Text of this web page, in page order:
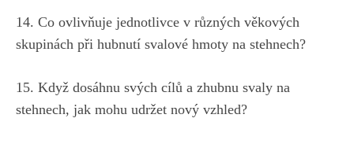
14.⁣ Co ovlivňuje jednotlivce⁣ v různých věkových
skupinách při‍ hubnutí ⁤svalové hmoty na stehnech?
15. Když dosáhnu ⁣svých cílů ​a zhubnu‌ svaly⁢ na
⁢stehnech,‍ jak mohu⁣ udržet nový vzhled?